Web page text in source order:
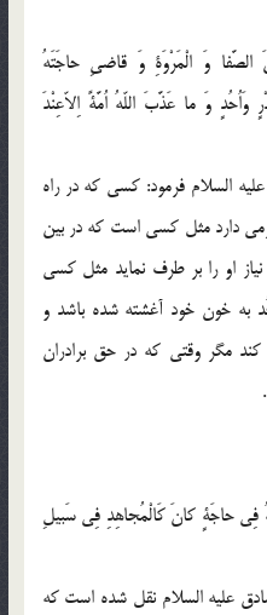
وَ الْمَرْوَةِ وَ قاضىِ حاجَتَهُ
وَاُحُدٍ وَ ما عَذَّبَ اللّهُ اُمَّةً اِلاّعِنْدَ
.] امام صادق عليه السلام فرمود: كسى كه در راه
دارد مثل كسى است كه در بين
او را بر طرف نمايد مثل كسى
به خون خود آغشته شده باشد و
مگر وقتى كه در حق برادران
فِى حاجَةٍ كانَ كَالْمُجاهِدِ فِى سَبيلِ
.] از امام صادق عليه السلام نقل شده است كه